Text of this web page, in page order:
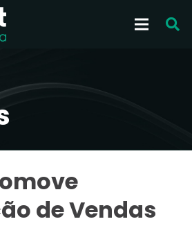
de Vendas